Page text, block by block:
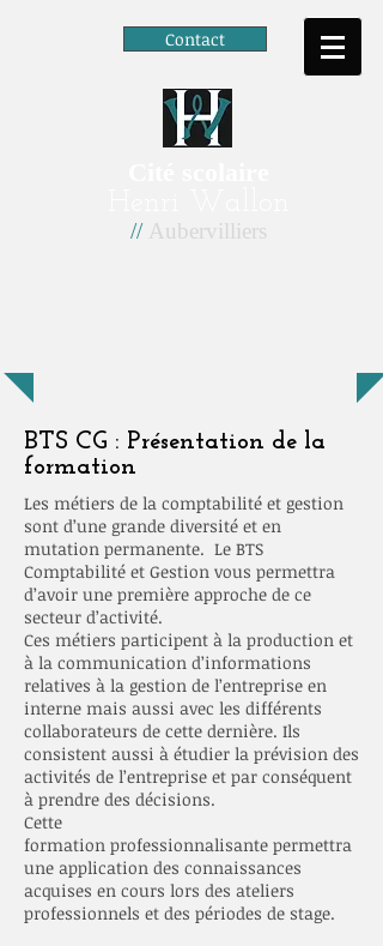
Contact
//Aubervilliers
BTS CG : Présentation de la
formation
Les métiers de la comptabilité et gestion
sont d’une grande diversité et en
mutation permanente. Le BTS
Comptabilité et Gestion vous permettra
d’avoir une première approche de ce
secteur d’activité.
Ces métiers participent à la production et
à la communication d’informations
relatives à la gestion de l’entreprise en
interne mais aussi avec les différents
collaborateurs de cette dernière. Ils
consistent aussi à étudier la prévision des
activités de l’entreprise et par conséquent
à prendre des décisions.
Cette
formation professionnalisante permettra
une application des connaissances
acquises en cours lors des ateliers
professionnels et des périodes de stage.